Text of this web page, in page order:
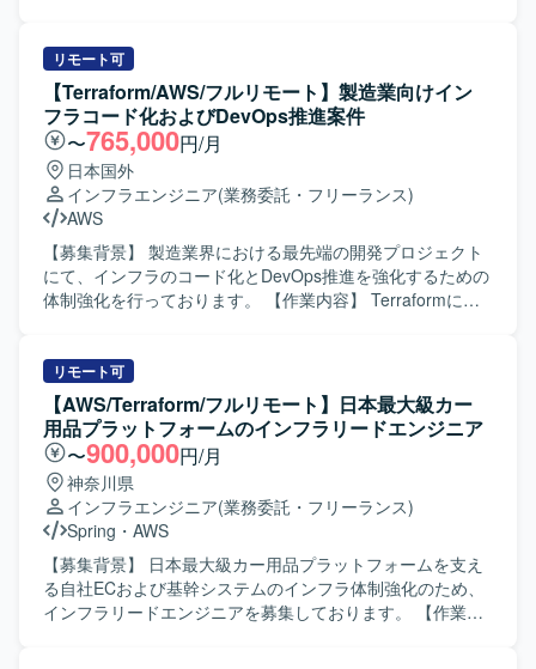
像】 複数案件を並行して推進しながら、関係者とのコミュ
ニケーションや調整を主体的に行っていただける方を求め
ております。技術的なバックグラウンドを持ちつつも、進
行管理や課題整理、リスクの見極めなどに主体的に取り組
める方にマッチするポジションです。自ら手を動かしなが
ら、プロジェクト全体の品質とスケジュールを意識して行
動できる方を歓迎いたします。 【ポジションの魅力】 AWS
およびIaCを中心としたクラウドネイティブな環境で、クラ
ウドリフトとSCM刷新という性質の異なる2案件に横断的に
関わることができます。進行管理から技術判断、基盤実装
支援までを一気通貫で担当できるため、テクニカルマネー
な参画が想定されており、継続的に案件に関わりながらス
キルアップを図れる環境です。 【開発環境】 AWS上のクラ
ウド環境にて、API Gateway、ECS、SQS、Step Functions
等のサービスを活用したシステム基盤となっております。
IaCにはTerraformを用い、GitHubでコード管理を行ってお
ります。監視にはNewRelic等のAPM／監視ツールを利用
し、CI/CDにはGitHub Actions等のツールを組み合わせた環
境を想定しております。
発見し、改善提案・実行ができる方を求めています。 【ポ
ジションの魅力】 Infrastructure as Code（IaC）を活用し
たAWSインフラの運用保守に携わることができます。 【開
発環境】 AWS、Terraform、GitHub、Linux、Dockerを使用
します。
リモート可
【Terraform/AWS/フルリモート】製造業向けイン
フラコード化およびDevOps推進案件
〜765,000円/月
日本国外
インフラエンジニア(業務委託・フリーランス)
AWS
【募集背景】 製造業界における最先端の開発プロジェクト
にて、インフラのコード化とDevOps推進を強化するための
体制強化を行っております。 【作業内容】 Terraformによ
ード作成およびコードレビュー対応、Terraformのアプライ
作業と、それに伴う関係各所への連携・通知・調整を実施
していただきます。 また、CI/CDおよび評価運用の仕組み
化として、開発・運用基盤における効率的なCIプロセスの
設計および実装、開発環境（コードエディター）の整備と
ドキュメント化、クラウド上のWeb操作からコードエディ
ターへの移行に伴う拡張機能やツールの設定・検証、手順
書や仕様書の作成・アップデートのサポートを行っていた
だきます。 【求める人物像】 インフラのコード化や
DevOpsに主体的に取り組み、チームと連携しながら開発全
体の生産性向上に貢献していただける方を求めておりま
リモート可
【AWS/Terraform/フルリモート】日本最大級カー
用品プラットフォームのインフラリードエンジニア
〜900,000円/月
神奈川県
インフラエンジニア(業務委託・フリーランス)
Spring ・ AWS
【募集背景】 日本最大級カー用品プラットフォームを支え
る自社ECおよび基幹システムのインフラ体制強化のため、
インフラリードエンジニアを募集しております。 【作業内